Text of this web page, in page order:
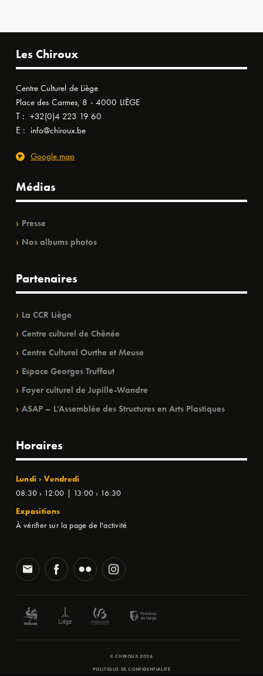
Les Chiroux
Centre Culturel de Liège
Place des Carmes, 8 - 4000 LIÈGE
T : +32(0)4 223 19 60
E : info@chiroux.be
Google map
Médias
Presse
Nos albums photos
Partenaires
La CCR Liège
Centre culturel de Chênée
Centre Culturel Ourthe et Meuse
Espace Georges Truffaut
Foyer culturel de Jupille-Wandre
ASAP – L’Assemblée des Structures en Arts Plastiques
Horaires
Lundi › Vendredi
08:30 › 12:00 | 13:00 › 16:30
Expositions
À vérifier sur la page de l'activité
© CHIROUX 2026
POLITIQUE DE CONFIDENTIALITÉ